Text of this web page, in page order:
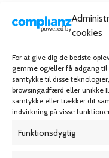
cookies
For at give dig de bedste
gemme og/eller få adgang til
samtykke til disse
browsingadfærd eller unikke
samtykke eller trækker dit
indvirkning på visse
Funktionsdygtig
MIN KONTO
Kontoinformationer